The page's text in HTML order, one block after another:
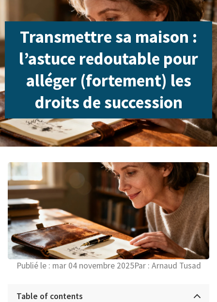
Transmettre sa maison :
l’astuce redoutable pour
alléger (fortement) les
droits de succession
Publié le : mar 04 novembre 2025Par : Arnaud Tusad
Table of contents